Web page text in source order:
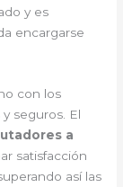
y es
encargarse
con los
seguros. El
a
satisfacción
así las